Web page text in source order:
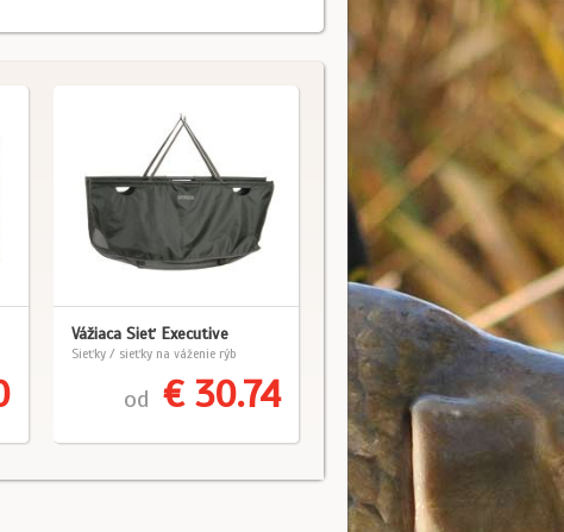
Vážiaca Sieť Executive
Sieťky / sieťky na váženie rýb
od € 30.74